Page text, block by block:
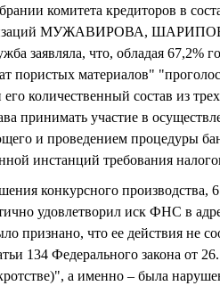
комитета кредиторов в
МУЖАВИРОВА,
заявляла, что, обладая
пористых материалов"
его количественный состав из
принимать участие в
и проведением процедуры
инстанций требования
конкурсного
удовлетворил иск ФНС в
что ее действия не
134 Федерального закона от
а именно – была